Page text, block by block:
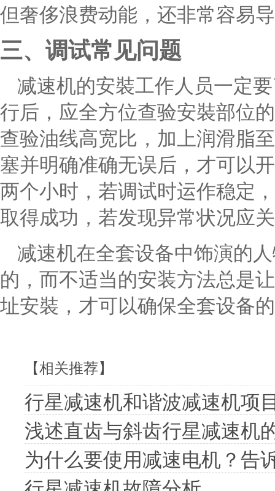
但奢侈浪费动能，还非常容易
三、调试常见问题
减速机的安裝工作人员一定
行后，应全方位查验安裝部位
查验油线高宽比，加上润滑脂
塞并明确准确无误后，才可以
两个小时，若调试时运作稳定
取得成功，若发现异常状况应
减速机在全套设备中饰演的
的，而不适当的安装方法总是
址安裝，才可以确保全套设备
【相关推荐】
行星减速机和谐波减速机项
浅述直齿与斜齿行星减速机
为什么要使用减速电机？告